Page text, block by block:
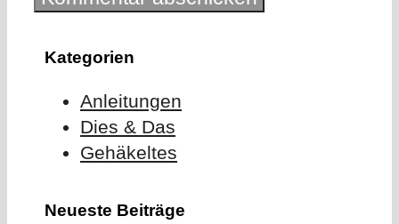
Kategorien
Anleitungen
Dies & Das
Gehäkeltes
Neueste Beiträge